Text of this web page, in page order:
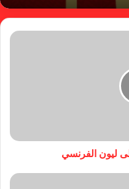
ليون الفرنسي